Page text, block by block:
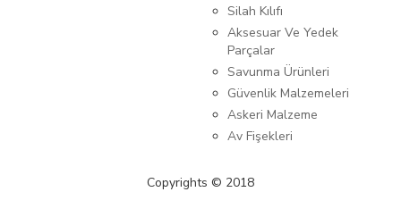
Silah Kılıfı
Aksesuar Ve Yedek
Parçalar
Savunma Ürünleri
Güvenlik Malzemeleri
Askeri Malzeme
Av Fişekleri
Copyrights © 2018